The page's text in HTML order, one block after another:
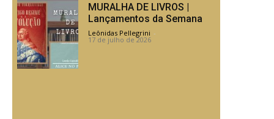
MURALHA DE LIVROS |
Lançamentos da Semana
Leônidas Pellegrini -
17 de julho de 2026